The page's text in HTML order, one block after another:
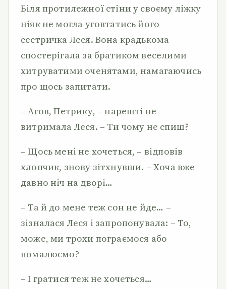
Біля протилежної стіни у своєму ліжку
ніяк не могла уговтатись його
сестричка Леся. Вона крадькома
спостерігала за братиком веселими
хитруватими оченятами, намагаючись
про щось запитати.
– Агов, Петрику, – нарешті не
витримала Леся. – Ти чому не спиш?
– Щось мені не хочеться, – відповів
хлопчик, знову зітхнувши. – Хоча вже
давно ніч на дворі…
– Та й до мене теж сон не йде… –
зізналася Леся і запропонувала: – То,
може, ми трохи пограємося або
помалюємо?
– І гратися теж не хочеться…